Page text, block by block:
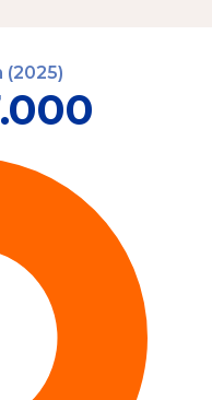
(2025)